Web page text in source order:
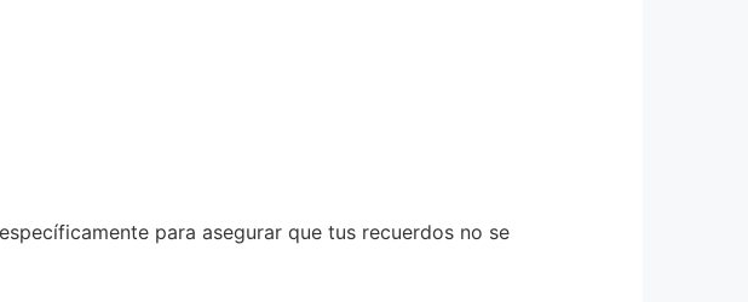
para asegurar que tus recuerdos no se